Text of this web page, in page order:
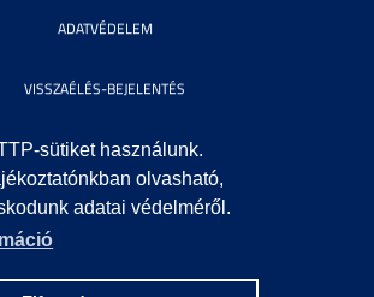
sütiket használunk.
olvasható,
adatai védelméről.
ADATVÉDELEM
VISSZAÉLÉS-BEJELENTÉS
KÖZÉRDEKŰ ADATOK
IMPRESSZUM